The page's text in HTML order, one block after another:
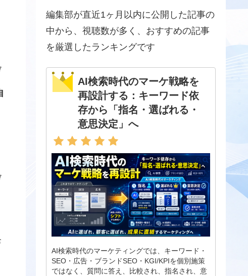
編集部が直近1ヶ月以内に公開した記事の
中から、視聴数が多く、おすすめの記事
を厳選したランキングです
AI検索時代のマーケ戦略を
再設計する：キーワード依
存から「指名・選ばれる・
意思決定」へ
AI検索時代のマーケティングでは、キーワード・
SEO・広告・ブランドSEO・KGI/KPIを個別施策
ではなく、質問に答え、比較され、指名され、意